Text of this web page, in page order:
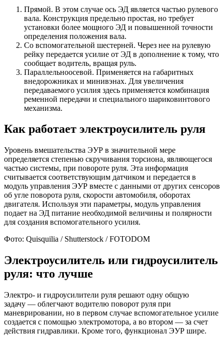
Прямой. В этом случае ось ЭД является частью рулевого
вала. Конструкция предельно простая, но требует
установки более мощного ЭД и повышенной точности
определения положения вала.
Со вспомогательной шестерней. Через нее на рулевую
рейку передается усилие от ЭД в дополнение к тому, что
сообщает водитель, вращая руль.
Параллельноосевой. Применяется на габаритных
внедорожниках и минивэнах. Для увеличения
передаваемого усилия здесь применяется комбинация
ременной передачи и специального шариковинтового
механизма.
Как работает электроусилитель руля
Уровень вмешательства ЭУР в значительной мере
определяется степенью скручивания торсиона, являющегося
частью системы, при повороте руля. Эта информация
считывается соответствующим датчиком и передается в
модуль управления ЭУР вместе с данными от других сенсоров
об угле поворота руля, скорости автомобиля, оборотах
двигателя. Используя эти параметры, модуль управления
подает на ЭД питание необходимой величины и полярности
для создания вспомогательного усилия.
Фото: Quisquilia / Shutterstock / FOTODOM
Электроусилитель или гидроусилитель
руля: что лучше
Электро- и гидроусилители руля решают одну общую
задачу — облегчают водителю поворот руля при
маневрировании, но в первом случае вспомогательное усилие
создается с помощью электромотора, а во втором — за счет
действия гидравлики. Кроме того, функционал ЭУР шире.